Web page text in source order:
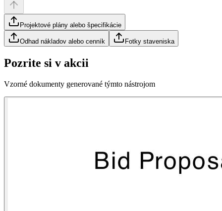
Projektové plány alebo špecifikácie
Odhad nákladov alebo cenník Fotky staveniska
Pozrite si v akcii
Vzorné dokumenty generované týmto nástrojom